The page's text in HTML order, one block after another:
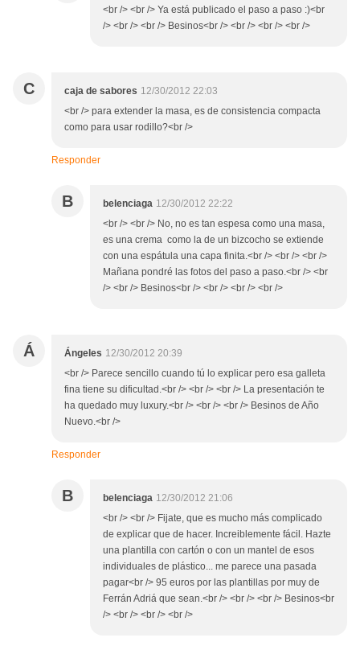
<br /> <br /> Ya está publicado el paso a paso :)<br
/> <br /> <br /> Besinos<br /> <br /> <br /> <br />
C caja de sabores 12/30/2012 22:03
<br /> para extender la masa, es de consistencia compacta
como para usar rodillo?<br />
Responder
B belenciaga 12/30/2012 22:22
<br /> <br /> No, no es tan espesa como una masa,
es una crema como la de un bizcocho se extiende
con una espátula una capa finita.<br /> <br /> <br />
Mañana pondré las fotos del paso a paso.<br /> <br
/> <br /> Besinos<br /> <br /> <br /> <br />
Á Ángeles 12/30/2012 20:39
<br /> Parece sencillo cuando tú lo explicar pero esa galleta
fina tiene su dificultad.<br /> <br /> <br /> La presentación te
ha quedado muy luxury.<br /> <br /> <br /> Besinos de Año
Nuevo.<br />
Responder
B belenciaga 12/30/2012 21:06
<br /> <br /> Fijate, que es mucho más complicado
de explicar que de hacer. Increiblemente fácil. Hazte
una plantilla con cartón o con un mantel de esos
individuales de plástico... me parece una pasada
pagar<br /> 95 euros por las plantillas por muy de
Ferrán Adriá que sean.<br /> <br /> <br /> Besinos<br
/> <br /> <br /> <br />